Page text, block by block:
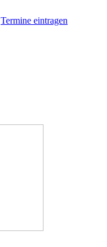
Termine eintragen